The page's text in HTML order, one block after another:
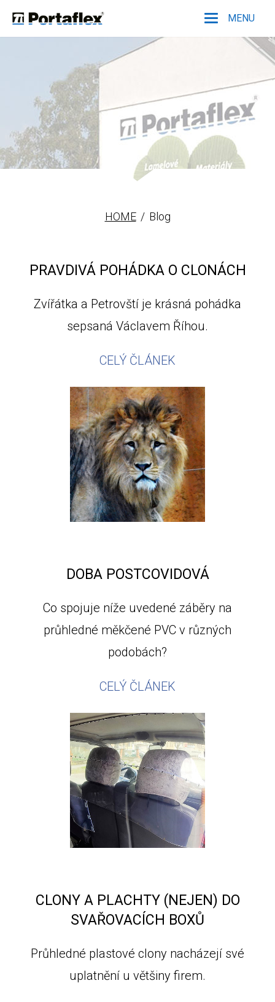
Portaflex MENU
HOME Blog
PRAVDIVÁ POHÁDKA O CLONÁCH
Zvířátka a Petrovští je krásná pohádka
sepsaná Václavem Říhou.
CELÝ ČLÁNEK
DOBA POSTCOVIDOVÁ
Co spojuje níže uvedené záběry na
průhledné měkčené PVC v různých
podobách?
CELÝ ČLÁNEK
CLONY A PLACHTY (NEJEN) DO
SVAŘOVACÍCH BOXŮ
Průhledné plastové clony nacházejí své
uplatnění u většiny firem.